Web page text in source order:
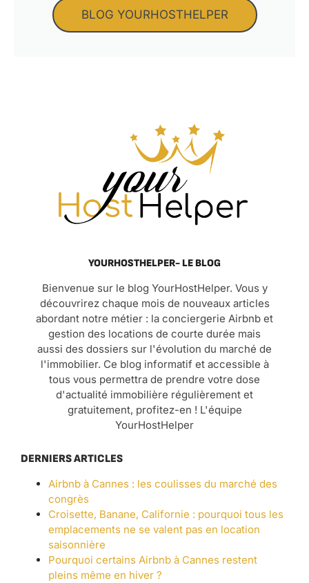
BLOG YOURHOSTHELPER
YOURHOSTHELPER- LE BLOG
Bienvenue sur le blog YourHostHelper. Vous y
découvrirez chaque mois de nouveaux articles
abordant notre métier : la conciergerie Airbnb et
gestion des locations de courte durée mais
aussi des dossiers sur l'évolution du marché de
l'immobilier. Ce blog informatif et accessible à
tous vous permettra de prendre votre dose
d'actualité immobilière régulièrement et
gratuitement, profitez-en ! L'équipe
YourHostHelper
DERNIERS ARTICLES
Airbnb à Cannes : les coulisses du marché des
congrès
Croisette, Banane, Californie : pourquoi tous les
emplacements ne se valent pas en location
saisonnière
Pourquoi certains Airbnb à Cannes restent
pleins même en hiver ?